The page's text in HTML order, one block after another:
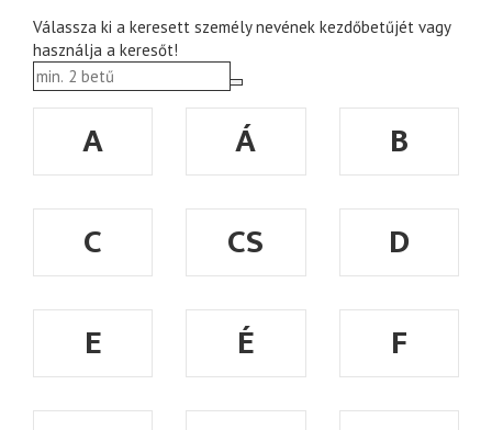
Válassza ki a keresett személy nevének kezdőbetűjét vagy
használja a keresőt!
A Á
B
C
CS
D
E
É
F